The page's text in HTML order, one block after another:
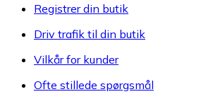
Registrer din butik
Driv trafik til din butik
Vilkår for kunder
Ofte stillede spørgsmål